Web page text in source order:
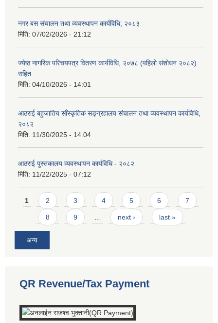
नगर बस संचालन तथा व्यवस्थापन कार्यविधि, २०८३
मिति: 07/02/2026 - 21:12
ज्येष्ठ नागरिक परिचयपत्र वितरण कार्यविधि, २०७८ (पहिलो संशोधन २०८२)
सहित
मिति: 04/10/2026 - 14:01
आठराई बहुजातिय साँस्कृतिक सङ्ग्रहालय संचालन तथा व्यवस्थापन कार्यविधि,
२०८२
मिति: 11/30/2025 - 14:04
आठराई पुस्तकालय व्यवस्थापन कार्यविधि - २०८२
मिति: 11/22/2025 - 07:12
Pages
1 2 3 4 5 6 7
8 9 … next › last »
अन्य
QR Revenue/Tax Payment